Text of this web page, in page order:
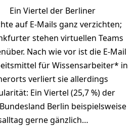
Ein Viertel der Berliner
auf E-Mails ganz verzichten;
stehen virtuellen Teams
Nach wie vor ist die E-Mail
für Wissensarbeiter* in
verliert sie allerdings
Ein Viertel (25,7 %) der
Berlin beispielsweise
gerne gänzlich…